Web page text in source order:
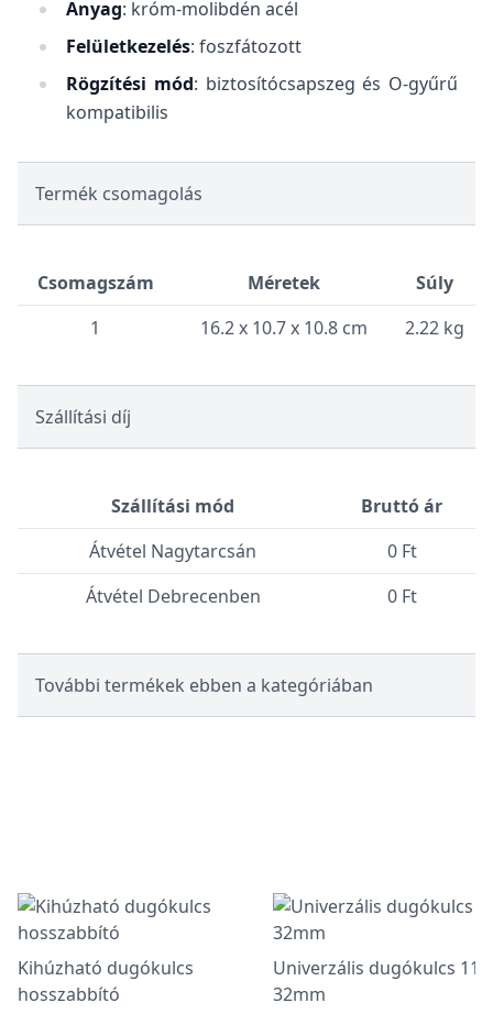
Anyag: króm-molibdén acél
Felületkezelés: foszfátozott
Rögzítési mód: biztosítócsapszeg és O-gyűrű
kompatibilis
Termék csomagolás
Csomagszám Méretek
Súly
1
16.2 x 10.7 x 10.8 cm 2.22 kg
Szállítási díj
Szállítási mód
Bruttó ár
Átvétel Nagytarcsán
0 Ft
Átvétel Debrecenben
0 Ft
További termékek ebben a kategóriában
Kihúzható dugókulcs
hosszabbító
Univerzális dugókulcs 11-
32mm